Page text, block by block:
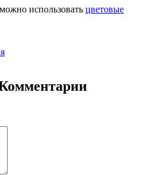
использовать цветовые